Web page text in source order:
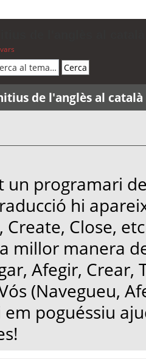
de l'anglès al català
un programari
hi
Create, Close,
millor manera
Afegir, Crear,
(Navegueu,
em poguéssiu